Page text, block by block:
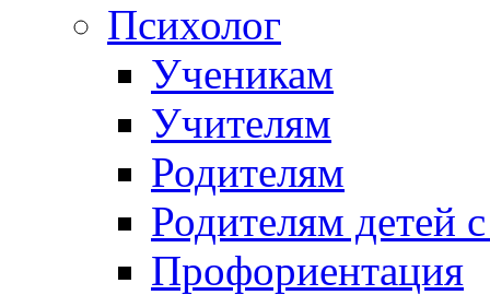
Психолог
Ученикам
Учителям
Родителям
Родителям детей
Профориентация